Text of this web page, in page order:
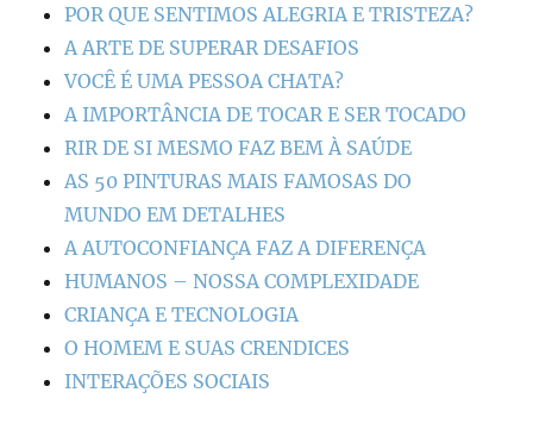
POR QUE SENTIMOS ALEGRIA E TRISTEZA?
A ARTE DE SUPERAR DESAFIOS
VOCÊ É UMA PESSOA CHATA?
A IMPORTÂNCIA DE TOCAR E SER TOCADO
RIR DE SI MESMO FAZ BEM À SAÚDE
AS 50 PINTURAS MAIS FAMOSAS DO
MUNDO EM DETALHES
A AUTOCONFIANÇA FAZ A DIFERENÇA
HUMANOS – NOSSA COMPLEXIDADE
CRIANÇA E TECNOLOGIA
O HOMEM E SUAS CRENDICES
INTERAÇÕES SOCIAIS